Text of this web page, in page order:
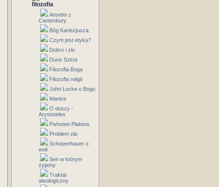
filozofia
Anselm z
Cantenbury
Bóg Kartezjusza
Czym jest etyka?
Dobro i zlo
Duns Szkot
Filozofia Boga
Filozofia religii
John Locke o Bogu
Mantra
O duszy -
Arystoteles
Państwo Platona
Problem zła
Schopenhauer o
woli
Sen w którym
żyjemy
Traktat
ateologiczny